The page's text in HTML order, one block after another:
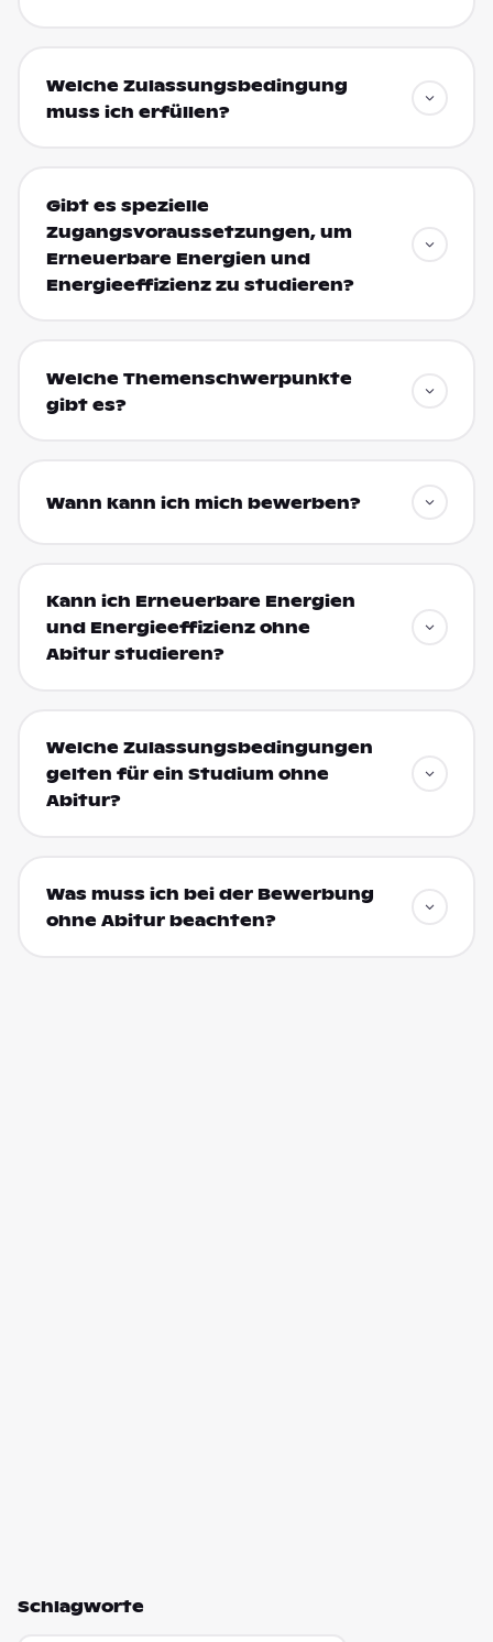
Welche Zulassungsbedingung
muss ich erfüllen?
Gibt es spezielle
Zugangsvoraussetzungen, um
Erneuerbare Energien und
Energieeffizienz zu studieren?
Welche Themenschwerpunkte
gibt es?
Wann kann ich mich bewerben?
Kann ich Erneuerbare Energien
und Energieeffizienz ohne
Abitur studieren?
Welche Zulassungsbedingungen
gelten für ein Studium ohne
Abitur?
Was muss ich bei der Bewerbung
ohne Abitur beachten?
Schlagworte